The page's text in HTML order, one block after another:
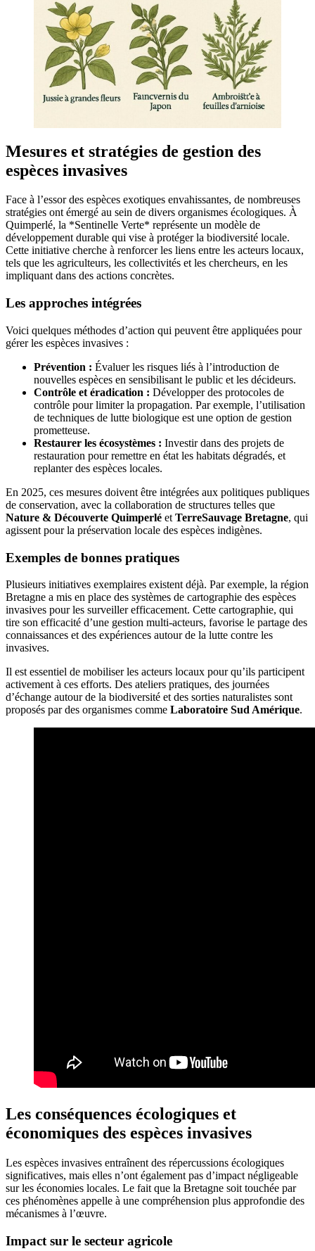
Mesures et stratégies de gestion des
espèces invasives
Face à l’essor des espèces exotiques envahissantes, de nombreuses
stratégies ont émergé au sein de divers organismes écologiques. À
Quimperlé, la *Sentinelle Verte* représente un modèle de
développement durable qui vise à protéger la biodiversité locale.
Cette initiative cherche à renforcer les liens entre les acteurs locaux,
tels que les agriculteurs, les collectivités et les chercheurs, en les
impliquant dans des actions concrètes.
Les approches intégrées
Voici quelques méthodes d’action qui peuvent être appliquées pour
gérer les espèces invasives :
Prévention : Évaluer les risques liés à l’introduction de
nouvelles espèces en sensibilisant le public et les décideurs.
Contrôle et éradication : Développer des protocoles de
contrôle pour limiter la propagation. Par exemple, l’utilisation
de techniques de lutte biologique est une option de gestion
prometteuse.
Restaurer les écosystèmes : Investir dans des projets de
restauration pour remettre en état les habitats dégradés, et
replanter des espèces locales.
En 2025, ces mesures doivent être intégrées aux politiques publiques
de conservation, avec la collaboration de structures telles que
Nature & Découverte Quimperlé et TerreSauvage Bretagne, qui
agissent pour la préservation locale des espèces indigènes.
Exemples de bonnes pratiques
Plusieurs initiatives exemplaires existent déjà. Par exemple, la région
Bretagne a mis en place des systèmes de cartographie des espèces
invasives pour les surveiller efficacement. Cette cartographie, qui
tire son efficacité d’une gestion multi-acteurs, favorise le partage des
connaissances et des expériences autour de la lutte contre les
invasives.
Il est essentiel de mobiliser les acteurs locaux pour qu’ils participent
activement à ces efforts. Des ateliers pratiques, des journées
d’échange autour de la biodiversité et des sorties naturalistes sont
proposés par des organismes comme Laboratoire Sud Amérique.
Les conséquences écologiques et
économiques des espèces invasives
Les espèces invasives entraînent des répercussions écologiques
significatives, mais elles n’ont également pas d’impact négligeable
sur les économies locales. Le fait que la Bretagne soit touchée par
ces phénomènes appelle à une compréhension plus approfondie des
mécanismes à l’œuvre.
Impact sur le secteur agricole